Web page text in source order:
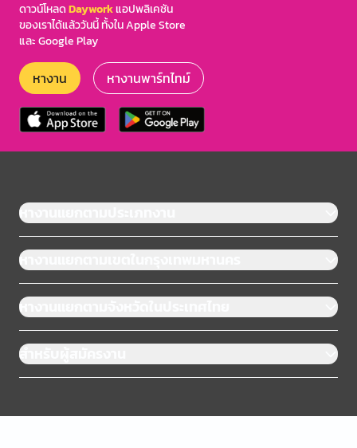
ดาวน์โหลดDayworkแอปพลิเคชัน
ของเราได้แล้ววันนี้ ทั้งใน Apple Store
และ Google Play
หางาน หางานพาร์ทไทม์
หางานแยกตามประเภทงาน
หางานแยกตามเขตในกรุงเทพมหานคร
หางานแยกตามจังหวัดในประเทศไทย
สำหรับผู้สมัครงาน